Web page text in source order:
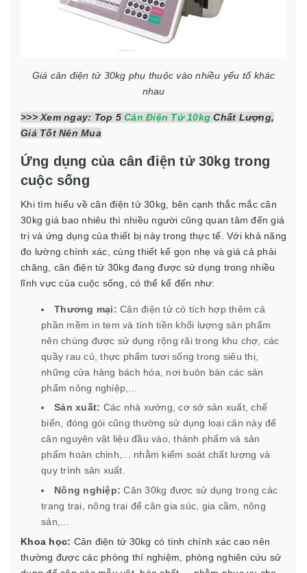
Giá cân điện tử 30kg phụ thuộc vào nhiều yếu tố khác
nhau
>>> Xem ngay: Top 5 Cân Điện Tử 10kg Chất Lượng,
Giá Tốt Nên Mua
Ứng dụng của cân điện tử 30kg trong
cuộc sống
Khi tìm hiểu về cân điện tử 30kg, bên cạnh thắc mắc cân
30kg giá bao nhiêu thì nhiều người cũng quan tâm đến giá
trị và ứng dụng của thiết bị này trong thực tế. Với khả năng
đo lường chính xác, cùng thiết kế gọn nhẹ và giá cả phải
chăng, cân điện tử 30kg đang được sử dụng trong nhiều
lĩnh vực của cuộc sống, có thể kể đến như:
Thương mại: Cân điện tử có tích hợp thêm cả
phần mềm in tem và tính tiền khối lượng sản phẩm
nên chúng được sử dụng rộng rãi trong khu chợ, các
quầy rau củ, thực phẩm tươi sống trong siêu thị,
những cửa hàng bách hóa, nơi buôn bán các sản
phẩm nông nghiệp,...
Sản xuất: Các nhà xưởng, cơ sở sản xuất, chế
biến, đóng gói cũng thường sử dụng loại cân này để
cân nguyên vật liệu đầu vào, thành phẩm và sản
phẩm hoàn chỉnh,... nhằm kiểm soát chất lượng và
quy trình sản xuất.
Nông nghiệp: Cân 30kg được sử dụng trong các
trang trại, nông trại để cân gia súc, gia cầm, nông
sản,...
Khoa học: Cân điện tử 30kg có tính chính xác cao nên
thường được các phòng thí nghiệm, phòng nghiên cứu sử